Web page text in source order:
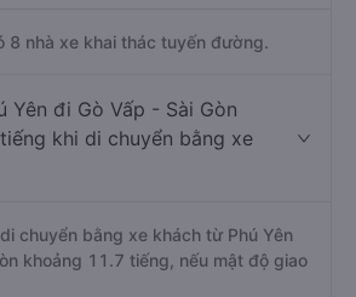
8 nhà xe khai thác tuyến đường.
Yên đi Gò Vấp - Sài Gòn
khi di chuyển bằng xe
chuyển bằng xe khách từ Phú Yên
khoảng 11.7 tiếng, nếu mật độ giao